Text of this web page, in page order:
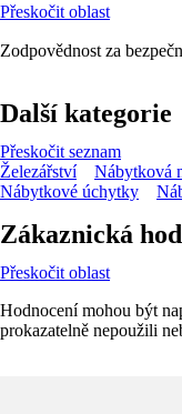
Přeskočit oblast
Zodpovědnost za
Další kategorie
Přeskočit seznam
Železářství
Nábytková
Nábytkové úchytky
Zákaznická
Přeskočit oblast
Hodnocení mohou být
prokazatelně nepoužili